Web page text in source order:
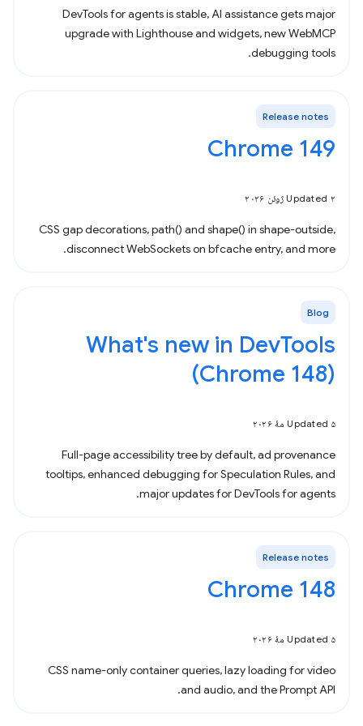
DevTools for agents is stable, AI assistance gets major
upgrade with Lighthouse and widgets, new WebMCP
debugging tools.
Release notes
Chrome 149
Updated ۲ ژوئن ۲۰۲۶
CSS gap decorations, path() and shape() in shape-outside,
disconnect WebSockets on bfcache entry, and more.
Blog
What's new in DevTools
(Chrome 148)
Updated ۵ مهٔ ۲۰۲۶
Full-page accessibility tree by default, ad provenance
tooltips, enhanced debugging for Speculation Rules, and
major updates for DevTools for agents.
Release notes
Chrome 148
Updated ۵ مهٔ ۲۰۲۶
CSS name-only container queries, lazy loading for video
and audio, and the Prompt API.